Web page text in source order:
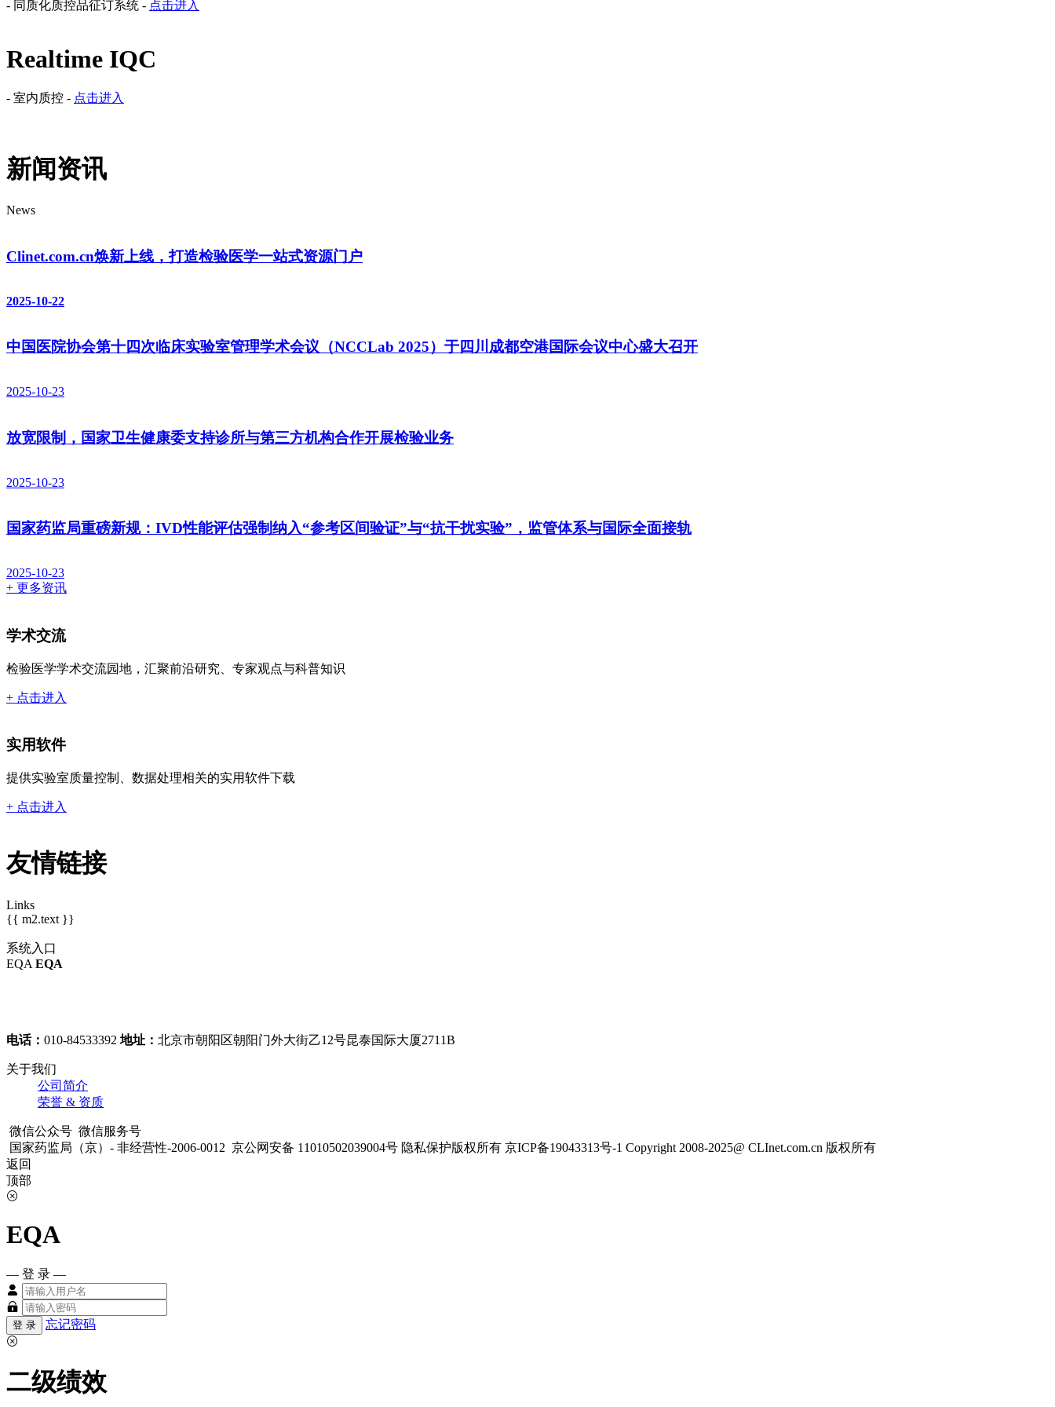
- 同质化质控品征订系统 - 点击进入
Realtime IQC
- 室内质控 - 点击进入
新闻资讯
News
Clinet.com.cn焕新上线，打造检验医学一站式资源门户
2025-10-22
中国医院协会第十四次临床实验室管理学术会议（NCCLab 2025）于四川成都空港国际会议中心盛大召开
2025-10-23
放宽限制，国家卫生健康委支持诊所与第三方机构合作开展检验业务
2025-10-23
国家药监局重磅新规：IVD性能评估强制纳入“参考区间验证”与“抗干扰实验”，监管体系与国际全面接轨
2025-10-23
+ 更多资讯
学术交流
检验医学学术交流园地，汇聚前沿研究、专家观点与科普知识
+ 点击进入
实用软件
提供实验室质量控制、数据处理相关的实用软件下载
+ 点击进入
友情链接
Links
{{ m2.text }}
系统入口
EQA EQA
电话： 010-84533392 地址： 北京市朝阳区朝阳门外大街乙12号昆泰国际大厦2711B
关于我们
公司简介
荣誉 & 资质
微信公众号 微信服务号
国家药监局（京）- 非经营性-2006-0012 京公网安备 11010502039004号 隐私保护版权所有 京ICP备19043313号-1 Copyright 2008-2025@ CLInet.com.cn 版权所有
返回
顶部
EQA
— 登 录 —
忘记密码
二级绩效